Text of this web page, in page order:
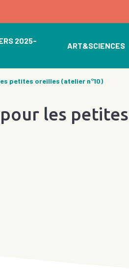
2025-
ART&SCIENCES
petites oreilles (atelier n°10)
les